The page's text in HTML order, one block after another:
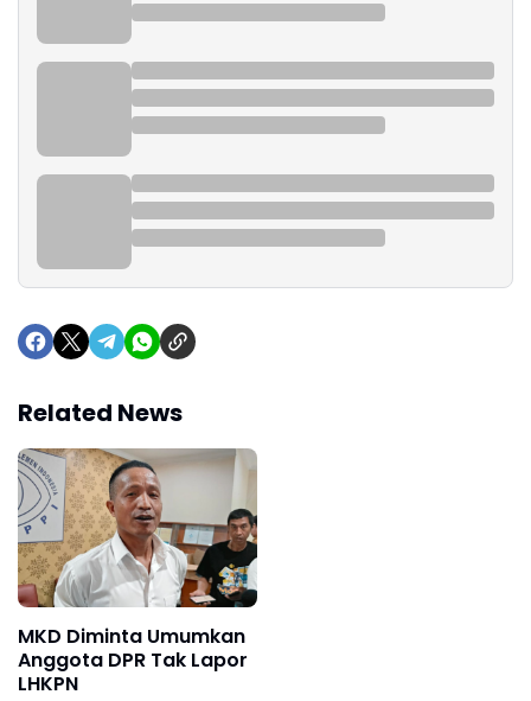
Related News
MKD Diminta Umumkan
Anggota DPR Tak Lapor
LHKPN